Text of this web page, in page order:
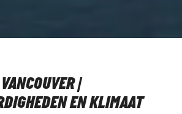
|
EN KLIMAAT